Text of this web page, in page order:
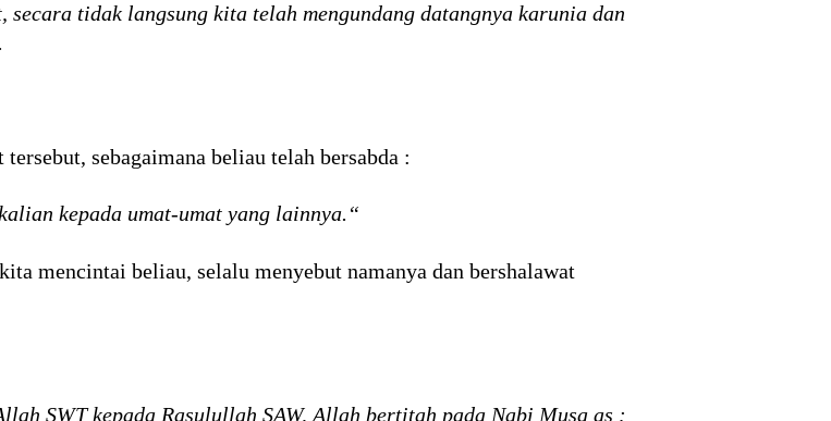
secara tidak langsung kita telah mengundang datangnya karunia dan
sebagaimana beliau telah bersabda :
kepada umat-umat yang lainnya.“
mencintai beliau, selalu menyebut namanya dan bershalawat
SWT kepada Rasulullah SAW, Allah bertitah pada Nabi Musa as :